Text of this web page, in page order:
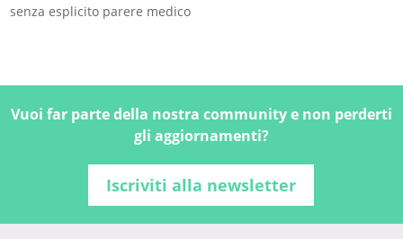
senza esplicito parere medico
Vuoi far parte della nostra community e non perderti
gli aggiornamenti?
Iscriviti alla newsletter